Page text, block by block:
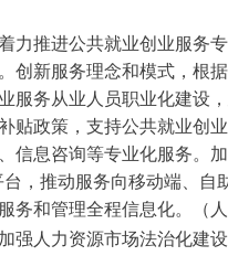
力推进公共就业创业服
创新服务理念和模式，根
服务从业人员职业化建设
贴政策，支持公共就业创
信息咨询等专业化服务。
台，推动服务向移动端、
务和管理全程信息化。（
强人力资源市场法治化